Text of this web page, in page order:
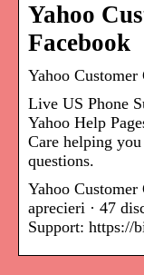
Yahoo
Facebook
Yahoo Customer
Live US Phone
Yahoo Help
Care helping
questions.
Yahoo
aprecieri · 47
Support: https://